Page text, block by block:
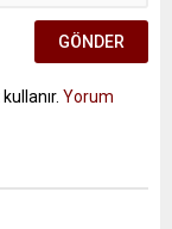
Yorum